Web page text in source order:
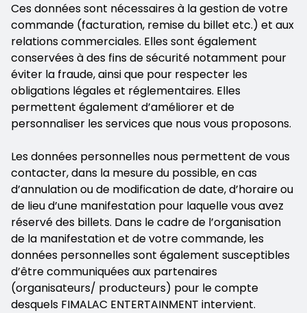
Ces données sont nécessaires à la gestion de votre
commande (facturation, remise du billet etc.) et aux
relations commerciales. Elles sont également
conservées à des fins de sécurité notamment pour
éviter la fraude, ainsi que pour respecter les
obligations légales et réglementaires. Elles
permettent également d’améliorer et de
personnaliser les services que nous vous proposons.
Les données personnelles nous permettent de vous
contacter, dans la mesure du possible, en cas
d’annulation ou de modification de date, d’horaire ou
de lieu d’une manifestation pour laquelle vous avez
réservé des billets. Dans le cadre de l’organisation
de la manifestation et de votre commande, les
données personnelles sont également susceptibles
d’être communiquées aux partenaires
(organisateurs/ producteurs) pour le compte
desquels FIMALAC ENTERTAINMENT intervient.